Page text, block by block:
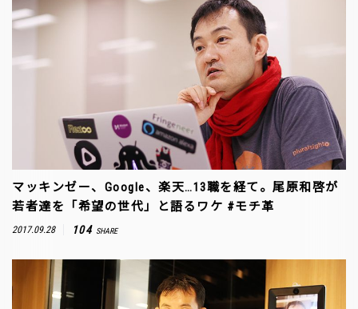
マッキンゼー、Google、楽天…13職を経て。尾原和啓が
若者達を「希望の世代」と語るワケ #モチ革
2017.09.28 104 SHARE